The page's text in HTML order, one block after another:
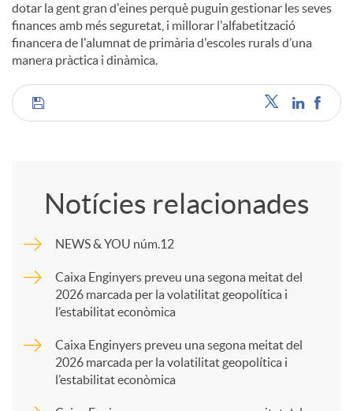
dotar la gent gran d'eines perquè puguin gestionar les seves
finances amb més seguretat, i millorar l'alfabetització
financera de l'alumnat de primària d'escoles rurals d’una
manera pràctica i dinàmica.
C
m
p
Notícies relacionades
NEWS & YOU núm.12
Caixa Enginyers preveu una segona meitat del
2026 marcada per la volatilitat geopolítica i
l’estabilitat econòmica
Caixa Enginyers preveu una segona meitat del
2026 marcada per la volatilitat geopolítica i
l’estabilitat econòmica